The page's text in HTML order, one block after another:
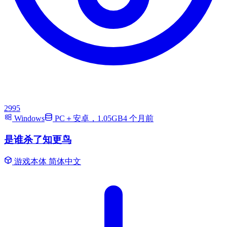
2995
Windows
PC＋安卓，1.05GB4 个月前
是谁杀了知更鸟
游戏本体 简体中文